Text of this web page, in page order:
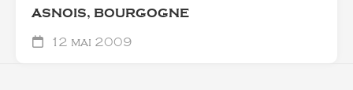
ASNOIS, BOURGOGNE
12 mai 2009